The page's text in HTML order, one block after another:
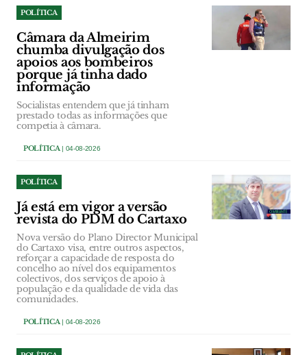
POLÍTICA
Câmara da Almeirim
chumba divulgação dos
apoios aos bombeiros
porque já tinha dado
informação
Socialistas entendem que já tinham
prestado todas as informações que
competia à câmara.
POLÍTICA| 04-08-2026
POLÍTICA
Já está em vigor a versão
revista do PDM do Cartaxo
Nova versão do Plano Director Municipal
do Cartaxo visa, entre outros aspectos,
reforçar a capacidade de resposta do
concelho ao nível dos equipamentos
colectivos, dos serviços de apoio à
população e da qualidade de vida das
comunidades.
POLÍTICA| 04-08-2026